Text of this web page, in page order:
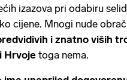
izazova pri odabiru
cijene. Mnogi nude
i znatno viših
Hrvojetoga nema.